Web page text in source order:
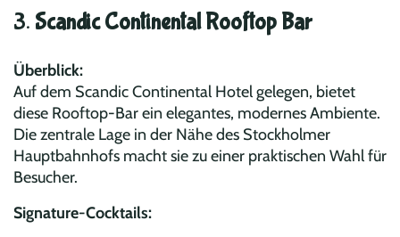
3. Scandic Continental Rooftop Bar
Überblick:
Auf dem Scandic Continental Hotel gelegen, bietet
diese Rooftop-Bar ein elegantes, modernes Ambiente.
Die zentrale Lage in der Nähe des Stockholmer
Hauptbahnhofs macht sie zu einer praktischen Wahl für
Besucher.
Signature-Cocktails: